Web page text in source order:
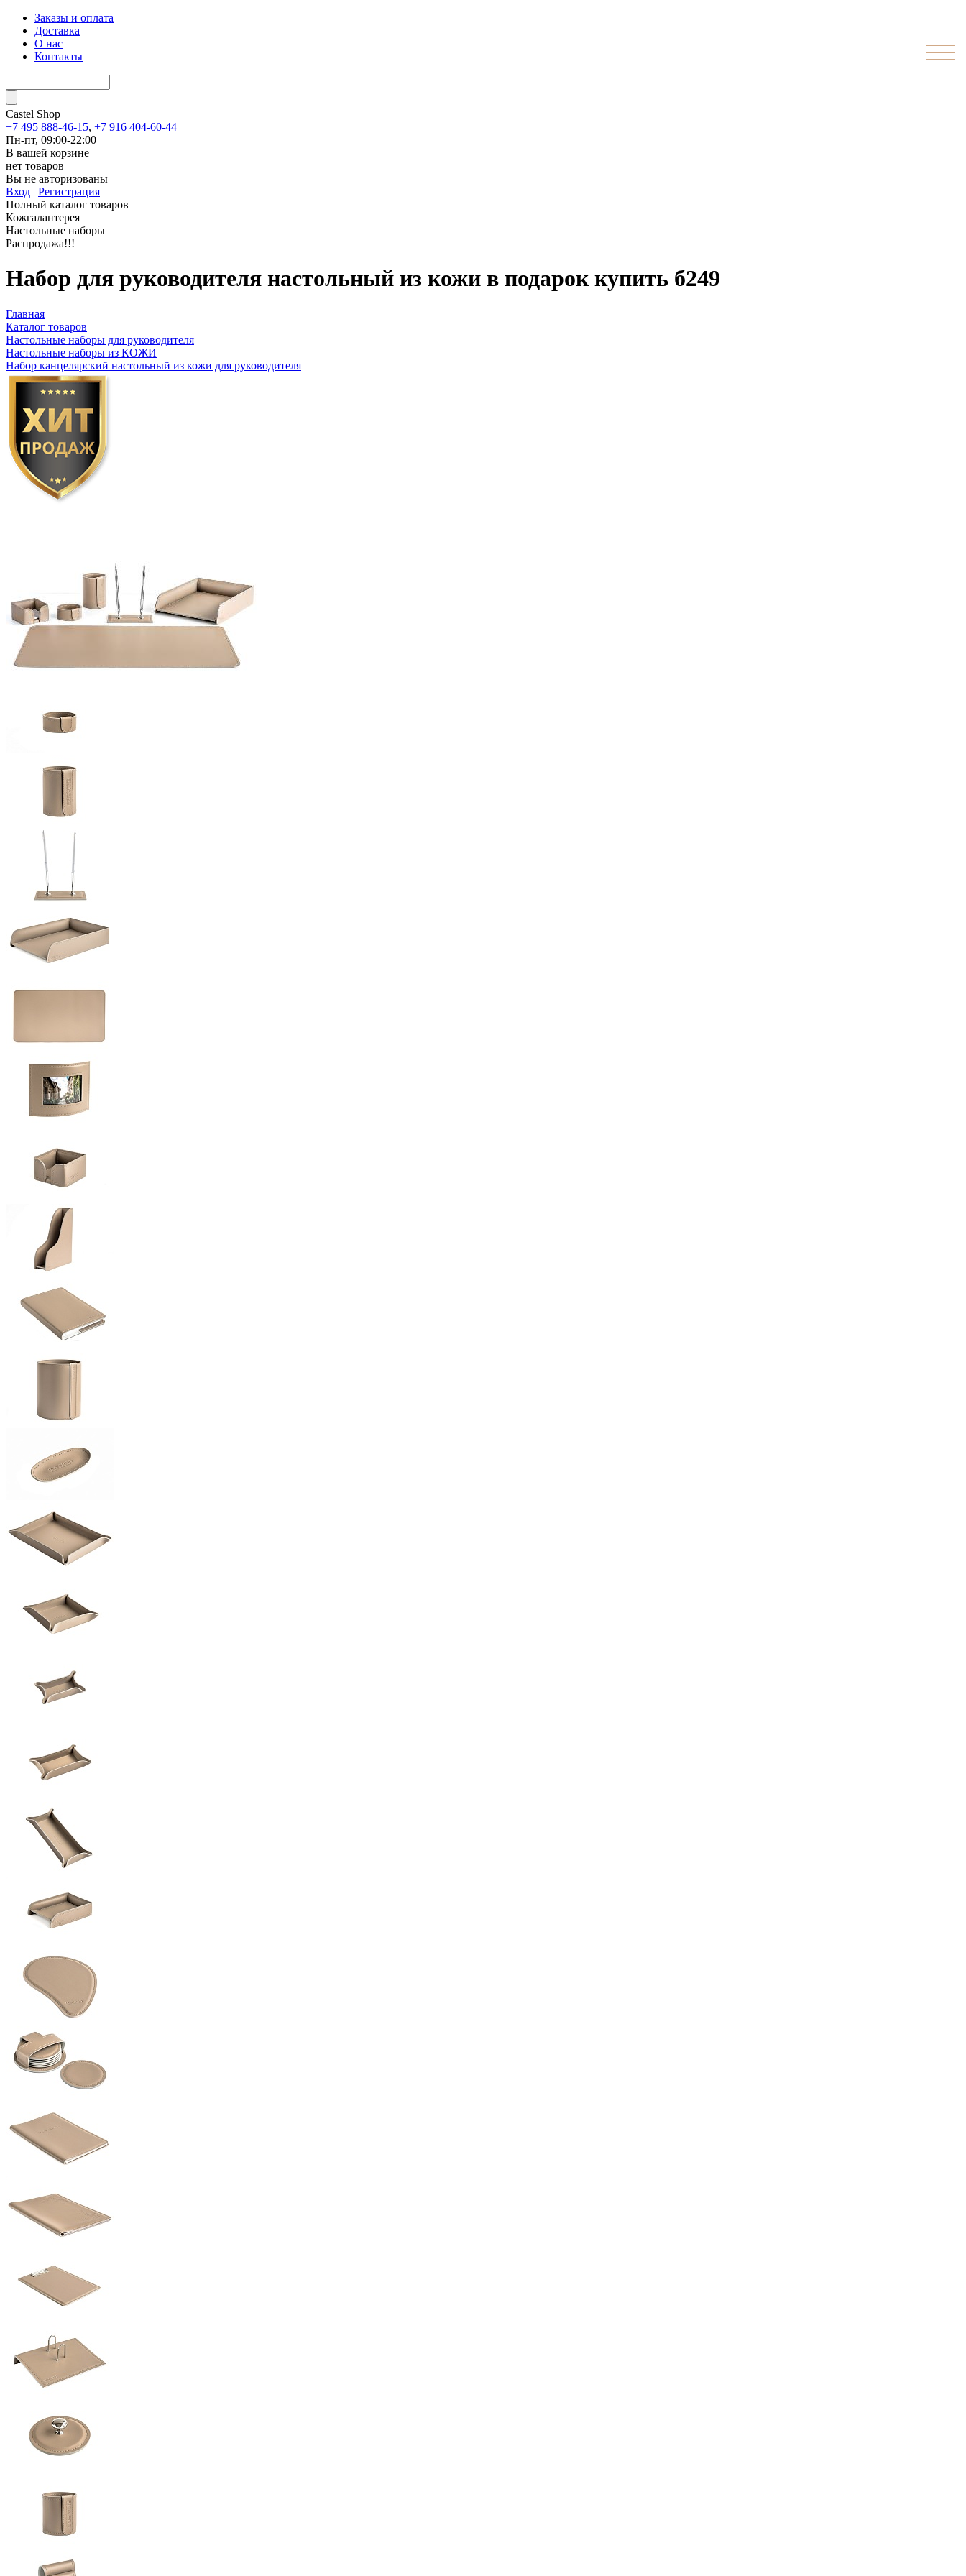
Заказы и оплата
Доставка
О нас
Контакты
Castel Shop
+7 495 888-46-15, +7 916 404-60-44
Пн-пт, 09:00-22:00
В вашей корзине
нет товаров
Вы не авторизованы
Вход | Регистрация
Полный каталог товаров
Кожгалантерея
Настольные наборы
Распродажа!!!
Набор для руководителя настольный из кожи в подарок купить б249
Главная
Каталог товаров
Настольные наборы для руководителя
Настольные наборы из КОЖИ
Набор канцелярский настольный из кожи для руководителя